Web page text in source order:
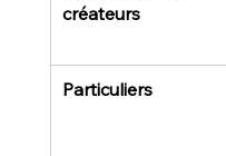
créateurs
Particuliers